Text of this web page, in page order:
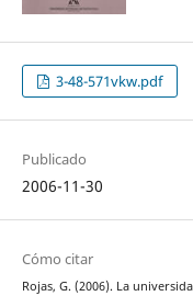
3-48-571vkw.pdf
Publicado
2006-11-30
Cómo citar
Rojas, G. (2006). La